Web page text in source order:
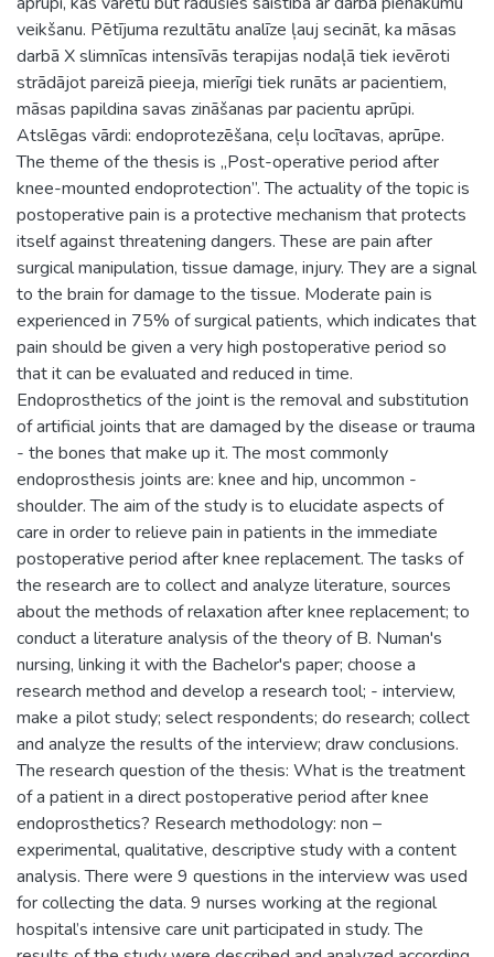
veikšanu. Pētījuma rezultātu analīze ļauj secināt, ka māsas
darbā X slimnīcas intensīvās terapijas nodaļā tiek ievēroti
strādājot pareizā pieeja, mierīgi tiek runāts ar pacientiem,
māsas papildina savas zināšanas par pacientu aprūpi.
Atslēgas vārdi: endoprotezēšana, ceļu locītavas, aprūpe.
The theme of the thesis is „Post-operative period after
knee-mounted endoprotection”. The actuality of the topic is
postoperative pain is a protective mechanism that protects
itself against threatening dangers. These are pain after
surgical manipulation, tissue damage, injury. They are a signal
to the brain for damage to the tissue. Moderate pain is
experienced in 75% of surgical patients, which indicates that
pain should be given a very high postoperative period so
that it can be evaluated and reduced in time.
Endoprosthetics of the joint is the removal and substitution
of artificial joints that are damaged by the disease or trauma
- the bones that make up it. The most commonly
endoprosthesis joints are: knee and hip, uncommon -
shoulder. The aim of the study is to elucidate aspects of
care in order to relieve pain in patients in the immediate
postoperative period after knee replacement. The tasks of
the research are to collect and analyze literature, sources
about the methods of relaxation after knee replacement; to
conduct a literature analysis of the theory of B. Numan's
nursing, linking it with the Bachelor's paper; choose a
research method and develop a research tool; - interview,
make a pilot study; select respondents; do research; collect
and analyze the results of the interview; draw conclusions.
The research question of the thesis: What is the treatment
of a patient in a direct postoperative period after knee
endoprosthetics? Research methodology: non –
experimental, qualitative, descriptive study with a content
analysis. There were 9 questions in the interview was used
for collecting the data. 9 nurses working at the regional
hospital’s intensive care unit participated in study. The